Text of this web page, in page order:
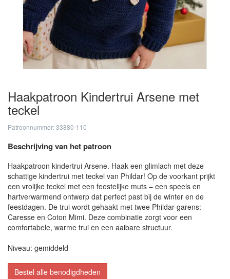
Haakpatroon Kindertrui Arsene met
teckel
Patroonnummer: 33880-110
Beschrijving van het patroon
Haakpatroon kindertrui Arsene. Haak een glimlach met deze
schattige kindertrui met teckel van Phildar! Op de voorkant prijkt
een vrolijke teckel met een feestelijke muts – een speels en
hartverwarmend ontwerp dat perfect past bij de winter en de
feestdagen. De trui wordt gehaakt met twee Phildar-garens:
Caresse en Coton Mimi. Deze combinatie zorgt voor een
comfortabele, warme trui en een aaibare structuur.
Niveau: gemiddeld
Bestel alle benodigdheden